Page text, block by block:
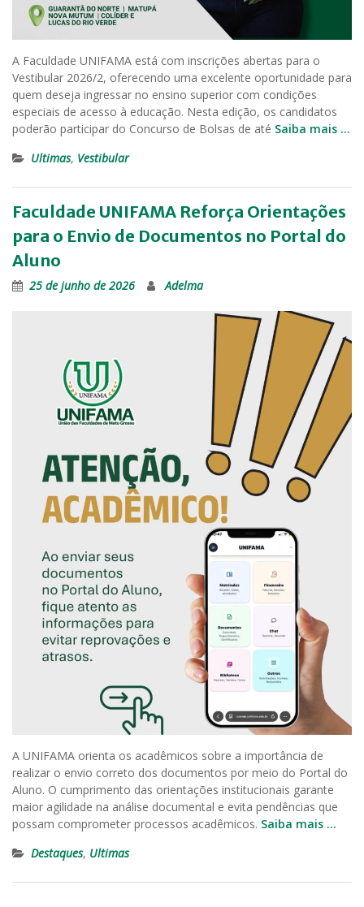
A Faculdade UNIFAMA está com inscrições abertas para o
Vestibular 2026/2, oferecendo uma excelente oportunidade para
quem deseja ingressar no ensino superior com condições
especiais de acesso à educação. Nesta edição, os candidatos
poderão participar do Concurso de Bolsas de até Saiba mais …
Ultimas, Vestibular
Faculdade UNIFAMA Reforça Orientações
para o Envio de Documentos no Portal do
Aluno
25 de junho de 2026 Adelma
A UNIFAMA orienta os acadêmicos sobre a importância de
realizar o envio correto dos documentos por meio do Portal do
Aluno. O cumprimento das orientações institucionais garante
maior agilidade na análise documental e evita pendências que
possam comprometer processos acadêmicos. Saiba mais …
Destaques, Ultimas